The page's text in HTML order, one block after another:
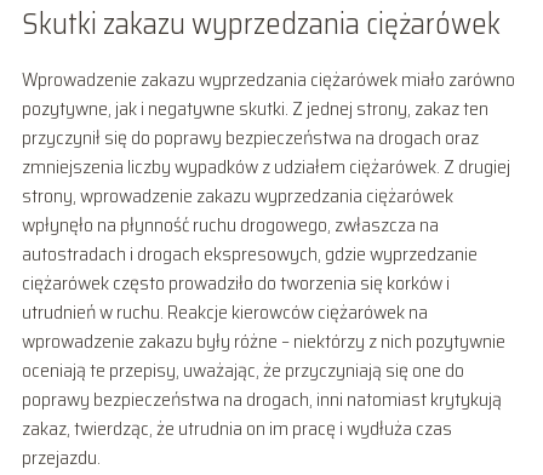
Skutki zakazu wyprzedzania ciężarówek
Wprowadzenie zakazu wyprzedzania ciężarówek miało zarówno
pozytywne, jak i negatywne skutki. Z jednej strony, zakaz ten
przyczynił się do poprawy bezpieczeństwa na drogach oraz
zmniejszenia liczby wypadków z udziałem ciężarówek. Z drugiej
strony, wprowadzenie zakazu wyprzedzania ciężarówek
wpłynęło na płynność ruchu drogowego, zwłaszcza na
autostradach i drogach ekspresowych, gdzie wyprzedzanie
ciężarówek często prowadziło do tworzenia się korków i
utrudnień w ruchu. Reakcje kierowców ciężarówek na
wprowadzenie zakazu były różne – niektórzy z nich pozytywnie
oceniają te przepisy, uważając, że przyczyniają się one do
poprawy bezpieczeństwa na drogach, inni natomiast krytykują
zakaz, twierdząc, że utrudnia on im pracę i wydłuża czas
przejazdu.